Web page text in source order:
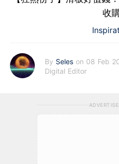
收
By Seles on 08 Feb
Digital Editor